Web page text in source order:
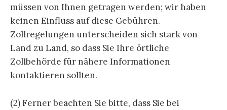
müssen von Ihnen getragen werden; wir haben
keinen Einfluss auf diese Gebühren.
Zollregelungen unterscheiden sich stark von
Land zu Land, so dass Sie Ihre örtliche
Zollbehörde für nähere Informationen
kontaktieren sollten.
(2) Ferner beachten Sie bitte, dass Sie bei